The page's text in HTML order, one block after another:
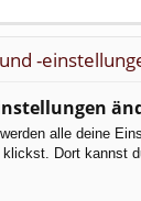
-
alle deine
Dort kannst